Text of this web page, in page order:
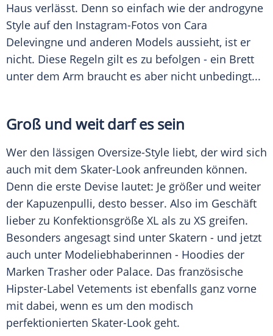
Haus verlässt. Denn so einfach wie der androgyne
Style auf den Instagram-Fotos von Cara
Delevingne und anderen Models aussieht, ist er
nicht. Diese Regeln gilt es zu befolgen - ein Brett
unter dem Arm braucht es aber nicht unbedingt...
Groß und weit darf es sein
Wer den lässigen Oversize-Style liebt, der wird sich
auch mit dem Skater-Look anfreunden können.
Denn die erste Devise lautet: Je größer und weiter
der Kapuzenpulli, desto besser. Also im Geschäft
lieber zu Konfektionsgröße XL als zu XS greifen.
Besonders angesagt sind unter Skatern - und jetzt
auch unter Modeliebhaberinnen - Hoodies der
Marken Trasher oder Palace. Das französische
Hipster-Label Vetements ist ebenfalls ganz vorne
mit dabei, wenn es um den modisch
perfektionierten Skater-Look geht.